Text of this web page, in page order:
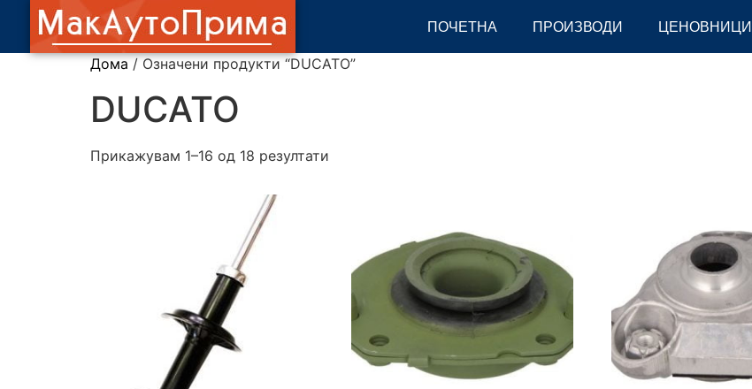
ПОЧЕТНА ПРОИЗВОДИ ЦЕНОВНИЦИ
Дома / Означени продукти “DUCATO”
DUCATO
Прикажувам 1–16 од 18 резултати